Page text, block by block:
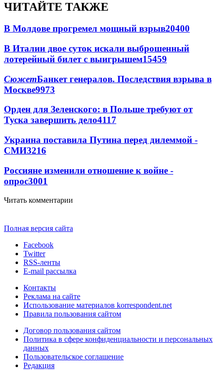
ЧИТАЙТЕ ТАКЖЕ
В Молдове прогремел мощный взрыв20400
В Италии двое суток искали выброшенный
лотерейный билет с выигрышем15459
СюжетБанкет генералов. Последствия взрыва в
Москве9973
Орден для Зеленского: в Польше требуют от
Туска завершить дело4117
Украина поставила Путина перед дилеммой -
СМИ3216
Россияне изменили отношение к войне -
опрос3001
Читать комментарии
Полная версия сайта
Facebook
Twitter
RSS-ленты
E-mail рассылка
Контакты
Реклама на сайте
Использование материалов korrespondent.net
Правила пользования сайтом
Договор пользования сайтом
Политика в сфере конфиденциальности и персональных
данных
Пользовательское соглашение
Редакция